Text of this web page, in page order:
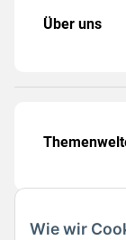
Wie wir
Über uns